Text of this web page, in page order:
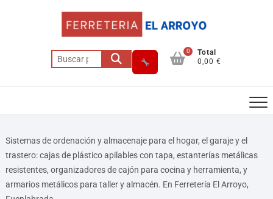
0
Total
0,00 €
Sistemas de ordenación y almacenaje para el hogar, el garaje y el
trastero: cajas de plástico apilables con tapa, estanterías metálicas
resistentes, organizadores de cajón para cocina y herramienta, y
armarios metálicos para taller y almacén. En Ferretería El Arroyo,
Asesor El Arroyo